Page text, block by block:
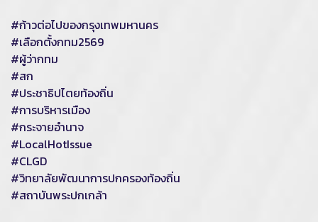
#ก้าวต่อไปของกรุงเทพมหานคร
#เลือกตั้งกทม2569
#ผู้ว่ากทม
#สก
#ประชาธิปไตยท้องถิ่น
#การบริหารเมือง
#กระจายอำนาจ
#LocalHotIssue
#CLGD
#วิทยาลัยพัฒนาการปกครองท้องถิ่น
#สถาบันพระปกเกล้า